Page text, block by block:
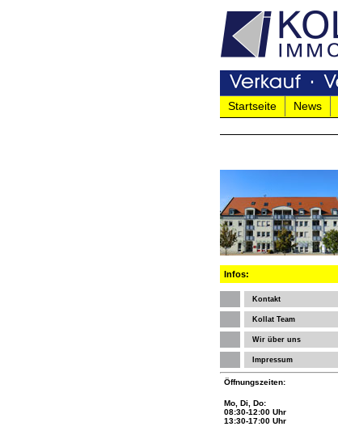
Startseite News
Infos:
Kontakt
Kollat Team
Wir über uns
Impressum
Öffnungszeiten:
Mo, Di, Do:
08:30-12:00 Uhr
13:30-17:00 Uhr